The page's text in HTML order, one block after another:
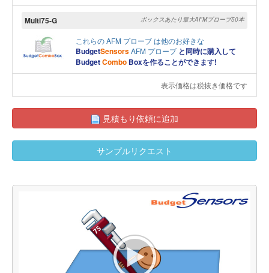
Multi75-G ボックスあたり最大AFMプローブ50本
これらのAFM プローブは他のお好きな
BudgetSensorsAFM プローブ と同時に購入して
BudgetCombo Boxを作ることができます!
表示価格は税抜き価格です
見積もり依頼に追加
サンプルリクエスト